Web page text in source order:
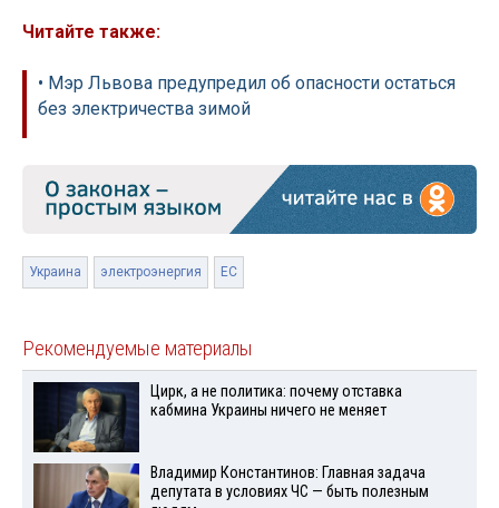
Читайте также:
• Мэр Львова предупредил об опасности остаться
без электричества зимой
Украина электроэнергия ЕС
Рекомендуемые материалы
Цирк, а не политика: почему отставка
кабмина Украины ничего не меняет
Владимир Константинов: Главная задача
депутата в условиях ЧС — быть полезным